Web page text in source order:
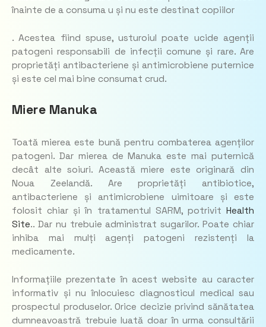
înainte de a consuma u și nu este destinat copiilor
. Acestea fiind spuse, usturoiul poate ucide agenții
patogeni responsabili de infecții comune și rare. Are
proprietăți antibacteriene și antimicrobiene puternice
și este cel mai bine consumat crud.
Miere Manuka
Toată mierea este bună pentru combaterea agenților
patogeni. Dar mierea de Manuka este mai puternică
decât alte soiuri. Această miere este originară din
Noua Zeelandă. Are proprietăți antibiotice,
antibacteriene și antimicrobiene uimitoare și este
folosit chiar și în tratamentul SARM, potrivit Health
Site.. Dar nu trebuie administrat sugarilor. Poate chiar
inhiba mai mulți agenți patogeni rezistenți la
medicamente.
Informațiile prezentate în acest website au caracter
informativ și nu înlocuiesc diagnosticul medical sau
prospectul produselor. Orice decizie privind sănătatea
dumneavoastră trebuie luată doar în urma consultării